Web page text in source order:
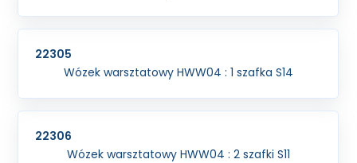
22305
Wózek warsztatowy HWW04 : 1 szafka S14
22306
Wózek warsztatowy HWW04 : 2 szafki S11